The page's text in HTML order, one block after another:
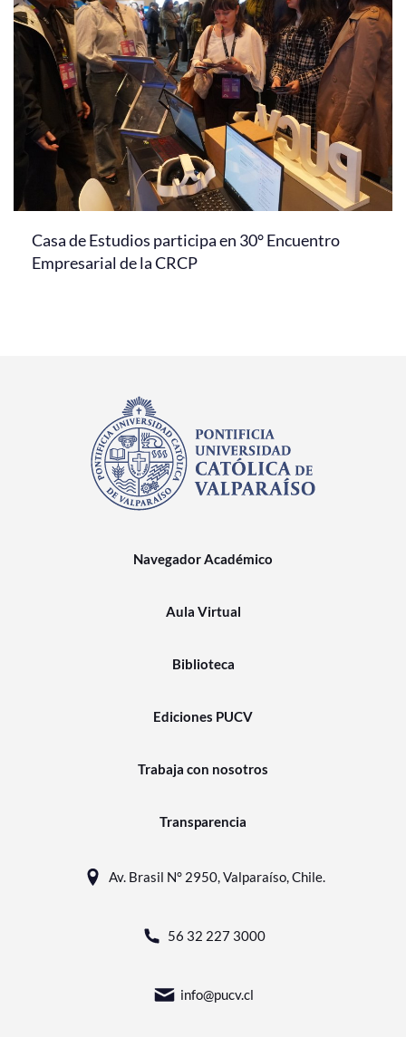
Casa de Estudios participa en 30° Encuentro
Empresarial de la CRCP
Navegador Académico
Aula Virtual
Biblioteca
Ediciones PUCV
Trabaja con nosotros
Transparencia
Av. Brasil N° 2950, Valparaíso, Chile.
56 32 227 3000
info@pucv.cl